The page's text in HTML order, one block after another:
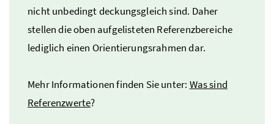
nicht unbedingt deckungsgleich sind. Daher
stellen die oben aufgelisteten Referenzbereiche
lediglich einen Orientierungsrahmen dar.
Mehr Informationen finden Sie unter: Was sind
Referenzwerte?